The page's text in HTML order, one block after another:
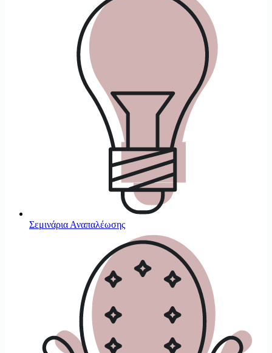
Σεμινάρια Αναπαλέωσης